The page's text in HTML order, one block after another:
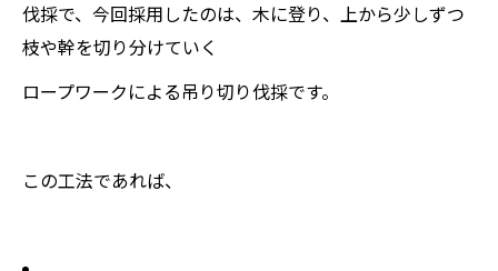
伐採で、今回採用したのは、木に登り、上から少しずつ
枝や幹を切り分けていく
ロープワークによる吊り切り伐採です。
この工法であれば、